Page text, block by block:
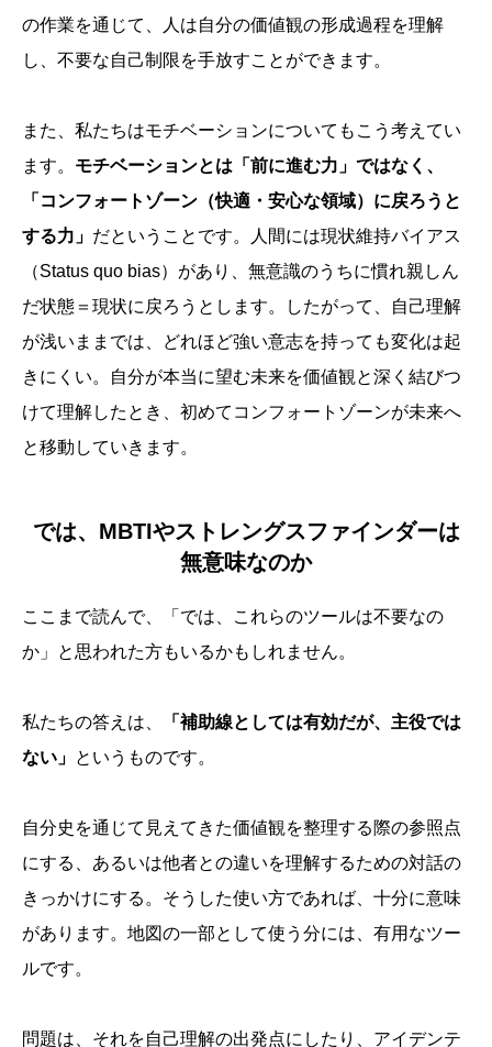
の作業を通じて、人は自分の価値観の形成過程を理解
し、不要な自己制限を手放すことができます。
また、私たちはモチベーションについてもこう考えてい
ます。 モチベーションとは「前に進む力」ではなく、
「コンフォートゾーン（快適・安心な領域）に戻ろうと
する力」 だということです。人間には現状維持バイアス
（Status quo bias）があり、無意識のうちに慣れ親しん
だ状態＝現状に戻ろうとします。したがって、自己理解
が浅いままでは、どれほど強い意志を持っても変化は起
きにくい。自分が本当に望む未来を価値観と深く結びつ
けて理解したとき、初めてコンフォートゾーンが未来へ
と移動していきます。
では、MBTIやストレングスファインダーは
無意味なのか
ここまで読んで、「では、これらのツールは不要なの
か」と思われた方もいるかもしれません。
私たちの答えは、
「補助線としては有効だが、主役では
ない」 というものです。
自分史を通じて見えてきた価値観を整理する際の参照点
にする、あるいは他者との違いを理解するための対話の
きっかけにする。そうした使い方であれば、十分に意味
があります。地図の一部として使う分には、有用なツー
ルです。
問題は、それを自己理解の出発点にしたり、アイデンテ